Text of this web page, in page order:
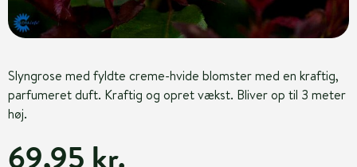
Slyngrose med fyldte creme-hvide blomster med en kraftig,
parfumeret duft. Kraftig og opret vækst. Bliver op til 3 meter
høj.